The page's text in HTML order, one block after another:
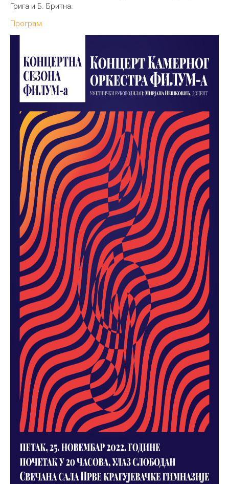
Грига и Б. Бритна.
Програм